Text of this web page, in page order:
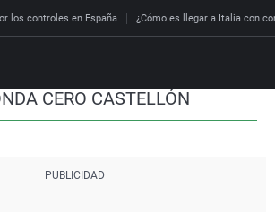
los controles en España ¿Cómo es llegar a Italia con
CERO CASTELLÓN